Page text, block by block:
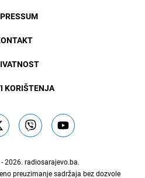
KORIŠTENJA
2026. radiosarajevo.ba.
preuzimanje sadržaja bez dozvole